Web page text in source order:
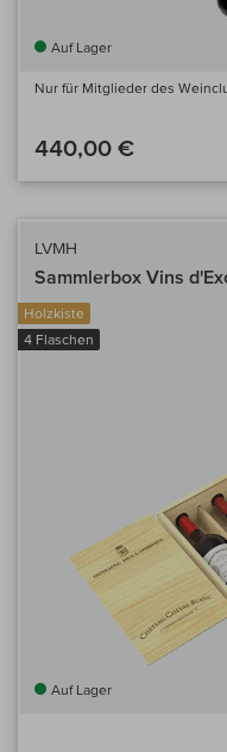
Auf Lager
Nur für Mitglieder des
440,00 €
LVMH
Sammlerbox Vins
Holzkiste
4 Flaschen
Auf Lager